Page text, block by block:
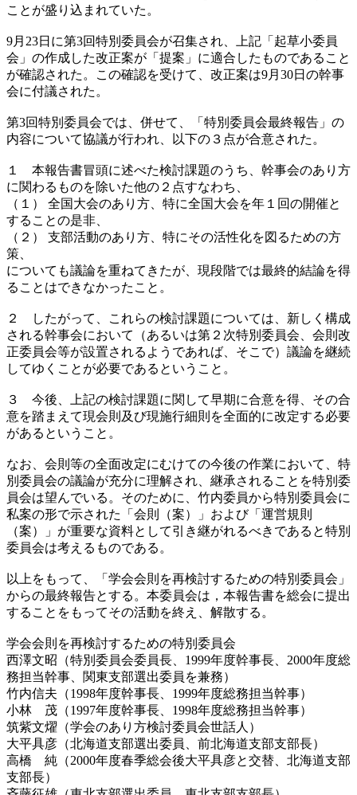
ことが盛り込まれていた。
9月23日に第3回特別委員会が召集され、上記「起草小委員
会」の作成した改正案が「提案」に適合したものであること
が確認された。この確認を受けて、改正案は9月30日の幹事
会に付議された。
第3回特別委員会では、併せて、「特別委員会最終報告」の
内容について協議が行われ、以下の３点が合意された。
１ 本報告書冒頭に述べた検討課題のうち、幹事会のあり方
に関わるものを除いた他の２点すなわち、
（１） 全国大会のあり方、特に全国大会を年１回の開催と
することの是非、
（２） 支部活動のあり方、特にその活性化を図るための方
策、
についても議論を重ねてきたが、現段階では最終的結論を得
ることはできなかったこと。
２ したがって、これらの検討課題については、新しく構成
される幹事会において（あるいは第２次特別委員会、会則改
正委員会等が設置されるようであれば、そこで）議論を継続
してゆくことが必要であるということ。
３ 今後、上記の検討課題に関して早期に合意を得、その合
意を踏まえて現会則及び現施行細則を全面的に改定する必要
があるということ。
なお、会則等の全面改定にむけての今後の作業において、特
別委員会の議論が充分に理解され、継承されることを特別委
員会は望んでいる。そのために、竹内委員から特別委員会に
私案の形で示された「会則（案）」および「運営規則
（案）」が重要な資料として引き継がれるべきであると特別
委員会は考えるものである。
以上をもって、「学会会則を再検討するための特別委員会」
からの最終報告とする。本委員会は，本報告書を総会に提出
することをもってその活動を終え、解散する。
学会会則を再検討するための特別委員会
西澤文昭（特別委員会委員長、1999年度幹事長、2000年度総
務担当幹事、関東支部選出委員を兼務）
竹内信夫（1998年度幹事長、1999年度総務担当幹事）
小林 茂（1997年度幹事長、1998年度総務担当幹事）
筑紫文燿（学会のあり方検討委員会世話人）
大平具彦（北海道支部選出委員、前北海道支部支部長）
高橋 純（2000年度春季総会後大平具彦と交替、北海道支部
支部長）